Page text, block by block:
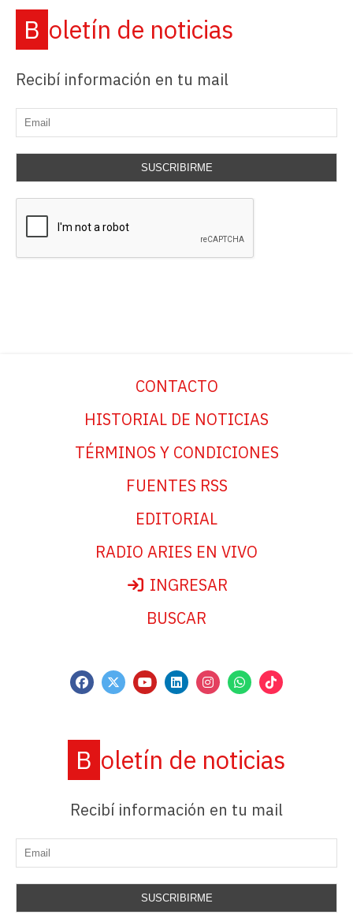
Boletín de noticias
Recibí información en tu mail
SUSCRIBIRME
CONTACTO
HISTORIAL DE NOTICIAS
TÉRMINOS Y CONDICIONES
FUENTES RSS
EDITORIAL
RADIO ARIES EN VIVO
INGRESAR
BUSCAR
Boletín de noticias
Recibí información en tu mail
SUSCRIBIRME